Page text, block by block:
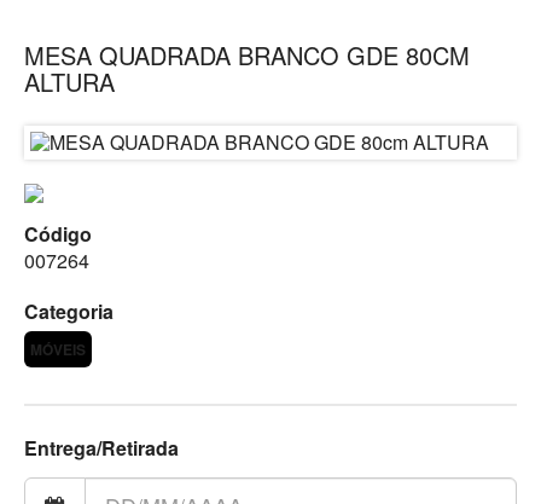
MESA QUADRADA BRANCO GDE 80CM
ALTURA
Código
007264
Categoria
MÓVEIS
Entrega/Retirada